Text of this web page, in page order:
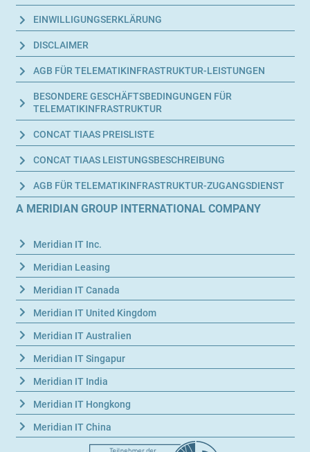
EIN­WIL­LI­GUNGS­ER­KLÄ­RUNG
DIS­CLAI­MER
AGB FÜR TELEMATIKINFRASTRUKTUR-LEISTUNGEN
BESON­DE­RE GESCHÄFTS­BE­DIN­GUN­GEN FÜR
TELEMATIKINFRASTRUKTUR
CON­CAT TIA­AS PREISLISTE
CON­CAT TIA­AS LEISTUNGSBESCHREIBUNG
AGB FÜR TELEMATIKINFRASTRUKTUR-ZUGANGSDIENST
A MERIDIAN GROUP INTERNATIONAL COMPANY
Meri­di­an IT Inc.
Meri­di­an Leasing
Meri­di­an IT Canada
Meri­di­an IT United Kingdom
Meri­di­an IT Australien
Meri­di­an IT Singapur
Meri­di­an IT India
Meri­di­an IT Hongkong
Meri­di­an IT China